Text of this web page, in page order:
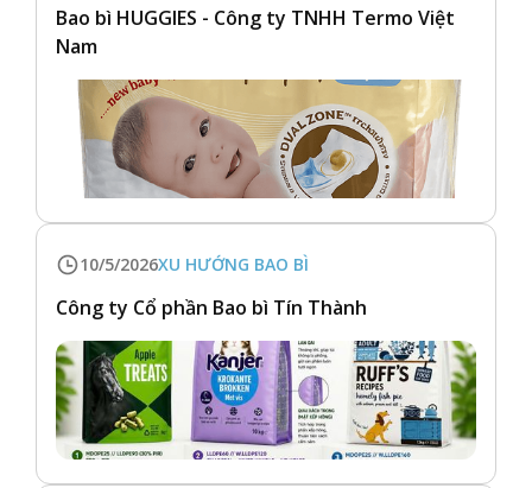
Bao bì HUGGIES - Công ty TNHH Termo Việt
Nam
10/5/2026XU HƯỚNG BAO BÌ
Công ty Cổ phần Bao bì Tín Thành